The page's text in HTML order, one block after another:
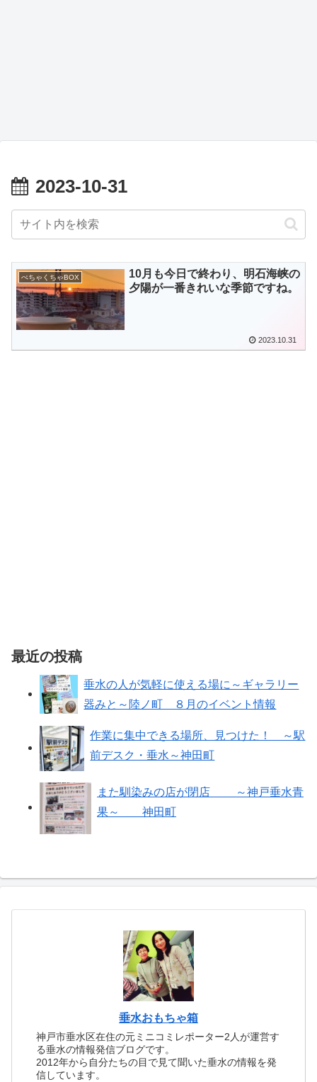
2023-10-31
ぺちゃくちゃBOX
10月も今日で終わり、明石海峡の
夕陽が一番きれいな季節ですね。
2023.10.31
最近の投稿
垂水の人が気軽に使える場に～ギャラリー
器みと～陸ノ町 ８月のイベント情報
作業に集中できる場所、見つけた！ ～駅
前デスク・垂水～神田町
また馴染みの店が閉店 ～神戸垂水青
果～ 神田町
垂水おもちゃ箱
神戸市垂水区在住の元ミニコミレポーター2人が運営す
る垂水の情報発信ブログです。
2012年から自分たちの目で見て聞いた垂水の情報を発
信しています。